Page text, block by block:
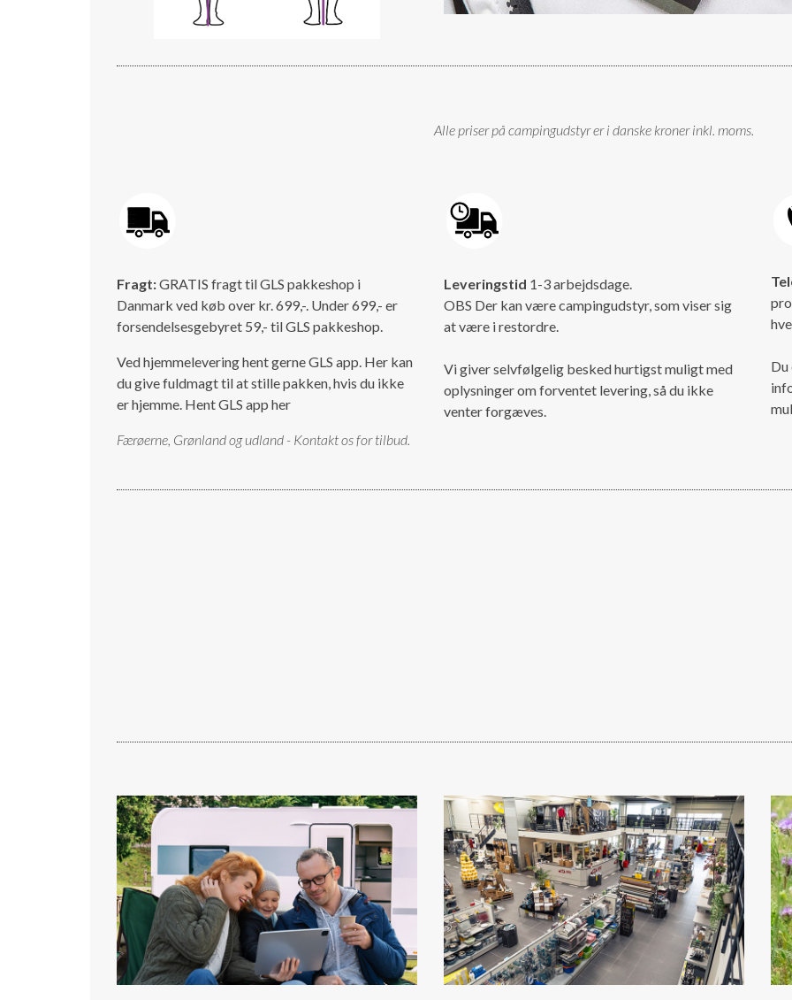
Alle priser på campingudstyr er i danske kroner inkl. moms.
Fragt:GRATIS fragt til GLS pakkeshop i
Danmark ved køb over kr. 699,-. Under 699,- er
forsendelsesgebyret 59,- til GLS pakkeshop.
Ved hjemmelevering hent gerne GLS app. Her kan
du give fuldmagt til at stille pakken, hvis du ikke
er hjemme. Hent GLS app her
Færøerne, Grønland og udland - Kontakt os for tilbud.
Leveringstid 1-3 arbejdsdage.
OBS Der kan være campingudstyr, som viser sig
at være i restordre.
Vi giver selvfølgelig besked hurtigst muligt med
oplysninger om forventet levering, så du ikke
venter forgæves.
Du